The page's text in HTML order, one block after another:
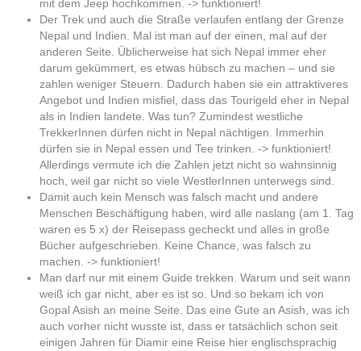
mit dem Jeep hochkommen. -> funktioniert!
Der Trek und auch die Straße verlaufen entlang der Grenze
Nepal und Indien. Mal ist man auf der einen, mal auf der
anderen Seite. Üblicherweise hat sich Nepal immer eher
darum gekümmert, es etwas hübsch zu machen – und sie
zahlen weniger Steuern. Dadurch haben sie ein attraktiveres
Angebot und Indien misfiel, dass das Tourigeld eher in Nepal
als in Indien landete. Was tun? Zumindest westliche
TrekkerInnen dürfen nicht in Nepal nächtigen. Immerhin
dürfen sie in Nepal essen und Tee trinken. -> funktioniert!
Allerdings vermute ich die Zahlen jetzt nicht so wahnsinnig
hoch, weil gar nicht so viele WestlerInnen unterwegs sind.
Damit auch kein Mensch was falsch macht und andere
Menschen Beschäftigung haben, wird alle naslang (am 1. Tag
waren es 5 x) der Reisepass gecheckt und alles in große
Bücher aufgeschrieben. Keine Chance, was falsch zu
machen. -> funktioniert!
Man darf nur mit einem Guide trekken. Warum und seit wann
weiß ich gar nicht, aber es ist so. Und so bekam ich von
Gopal Asish an meine Seite. Das eine Gute an Asish, was ich
auch vorher nicht wusste ist, dass er tatsächlich schon seit
einigen Jahren für Diamir eine Reise hier englischsprachig